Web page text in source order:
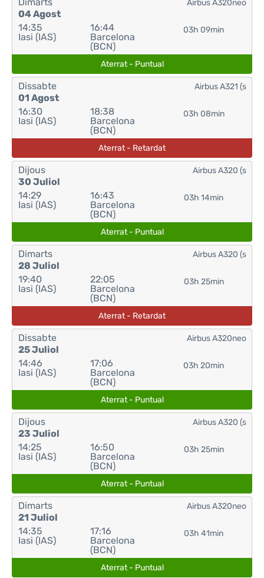
04 Agost
14:35
Iasi (IAS)
16:44
Barcelona
(BCN)
03h 09min
Airbus A320neo
Aterrat - Puntual
Dissabte
01 Agost
16:30
Iasi (IAS)
18:38
Barcelona
(BCN)
03h 08min
Airbus A321 (s
Aterrat - Retardat
Dijous
30 Juliol
14:29
Iasi (IAS)
16:43
Barcelona
(BCN)
03h 14min
Airbus A320 (s
Aterrat - Puntual
Dimarts
28 Juliol
19:40
Iasi (IAS)
22:05
Barcelona
(BCN)
03h 25min
Airbus A320 (s
Aterrat - Retardat
Dissabte
25 Juliol
14:46
Iasi (IAS)
17:06
Barcelona
(BCN)
03h 20min
Airbus A320neo
Aterrat - Puntual
Dijous
23 Juliol
14:25
Iasi (IAS)
16:50
Barcelona
(BCN)
03h 25min
Airbus A320 (s
Aterrat - Puntual
Dimarts
21 Juliol
14:35
Iasi (IAS)
17:16
Barcelona
(BCN)
03h 41min
Airbus A320neo
Aterrat - Puntual